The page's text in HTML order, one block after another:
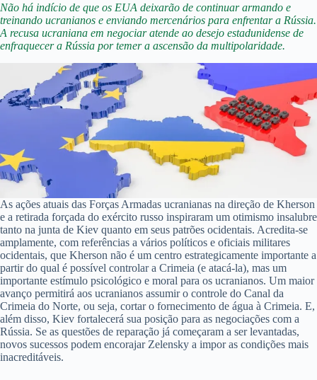
Não há indício de que os EUA deixarão de continuar armando e
treinando ucranianos e enviando mercenários para enfrentar a Rússia.
A recusa ucraniana em negociar atende ao desejo estadunidense de
enfraquecer a Rússia por temer a ascensão da multipolaridade.
As ações atuais das Forças Armadas ucranianas na direção de Kherson
e a retirada forçada do exército russo inspiraram um otimismo insalubre
tanto na junta de Kiev quanto em seus patrões ocidentais. Acredita-se
amplamente, com referências a vários políticos e oficiais militares
ocidentais, que Kherson não é um centro estrategicamente importante a
partir do qual é possível controlar a Crimeia (e atacá-la), mas um
importante estímulo psicológico e moral para os ucranianos. Um maior
avanço permitirá aos ucranianos assumir o controle do Canal da
Crimeia do Norte, ou seja, cortar o fornecimento de água à Crimeia. E,
além disso, Kiev fortalecerá sua posição para as negociações com a
Rússia. Se as questões de reparação já começaram a ser levantadas,
novos sucessos podem encorajar Zelensky a impor as condições mais
inacreditáveis.